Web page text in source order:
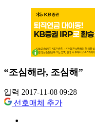
“조심해라, 조심해”
입력 2017-11-08 09:28
선호매체 추가